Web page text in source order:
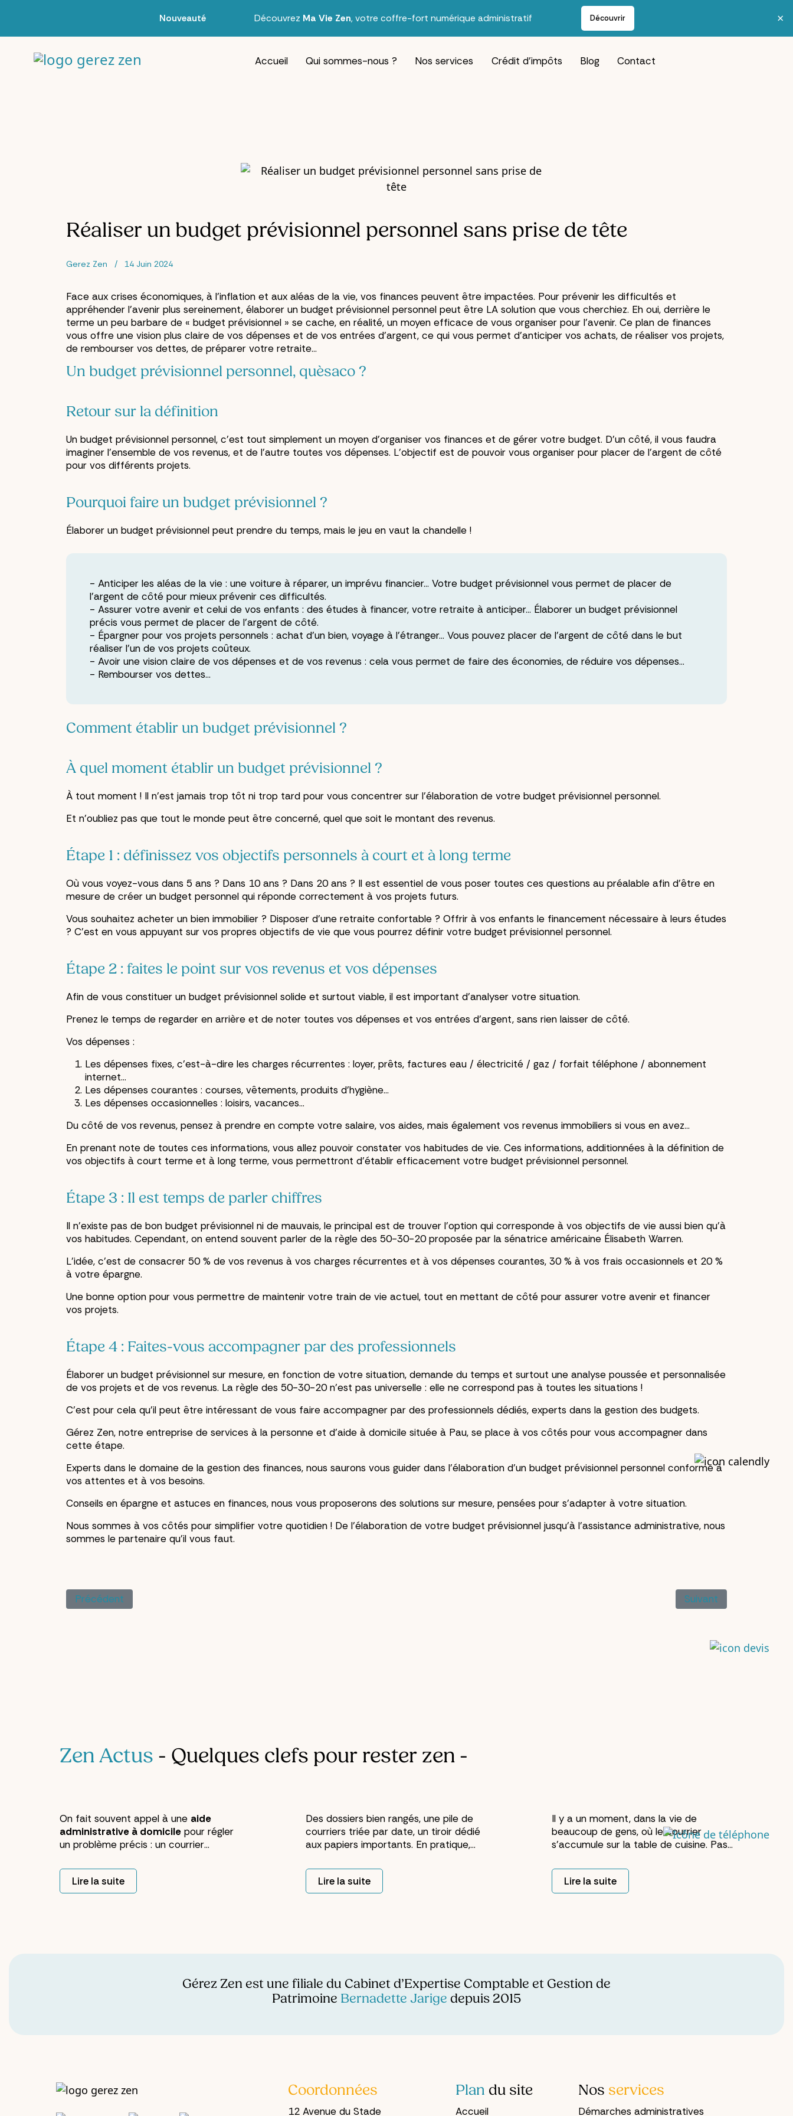
Accueil Qui sommes-nous ? Nos services Crédit d’impôts Blog Contact
Réaliser un budget prévisionnel personnel sans prise de tête
Gerez Zen 14 Juin 2024
Face aux crises économiques, à l’inflation et aux aléas de la vie, vos finances peuvent être impactées. Pour prévenir les difficultés et
appréhender l’avenir plus sereinement, élaborer un budget prévisionnel personnel peut être LA solution que vous cherchiez. Eh oui, derrière le
terme un peu barbare de « budget prévisionnel » se cache, en réalité, un moyen efficace de vous organiser pour l’avenir. Ce plan de finances
vous offre une vision plus claire de vos dépenses et de vos entrées d’argent, ce qui vous permet d’anticiper vos achats, de réaliser vos projets,
de rembourser vos dettes, de préparer votre retraite…
Un budget prévisionnel personnel, quèsaco ?
Retour sur la définition
Un budget prévisionnel personnel, c’est tout simplement un moyen d’organiser vos finances et de gérer votre budget. D’un côté, il vous faudra
imaginer l’ensemble de vos revenus, et de l'autre toutes vos dépenses. L’objectif est de pouvoir vous organiser pour placer de l’argent de côté
pour vos différents projets.
Pourquoi faire un budget prévisionnel ?
Élaborer un budget prévisionnel peut prendre du temps, mais le jeu en vaut la chandelle !
Anticiper les aléas de la vie : une voiture à réparer, un imprévu financier… Votre budget prévisionnel vous permet de placer de
l’argent de côté pour mieux prévenir ces difficultés.
Assurer votre avenir et celui de vos enfants : des études à financer, votre retraite à anticiper… Élaborer un budget prévisionnel
précis vous permet de placer de l’argent de côté.
Épargner pour vos projets personnels : achat d’un bien, voyage à l’étranger… Vous pouvez placer de l’argent de côté dans le but
réaliser l’un de vos projets coûteux.
Avoir une vision claire de vos dépenses et de vos revenus : cela vous permet de faire des économies, de réduire vos dépenses…
Rembourser vos dettes…
Comment établir un budget prévisionnel ?
À quel moment établir un budget prévisionnel ?
À tout moment ! Il n’est jamais trop tôt ni trop tard pour vous concentrer sur l’élaboration de votre budget prévisionnel personnel.
Et n’oubliez pas que tout le monde peut être concerné, quel que soit le montant des revenus.
Étape 1 : définissez vos objectifs personnels à court et à long terme
Où vous voyez-vous dans 5 ans ? Dans 10 ans ? Dans 20 ans ? Il est essentiel de vous poser toutes ces questions au préalable afin d’être en
mesure de créer un budget personnel qui réponde correctement à vos projets futurs.
Vous souhaitez acheter un bien immobilier ? Disposer d’une retraite confortable ? Offrir à vos enfants le financement nécessaire à leurs études
? C’est en vous appuyant sur vos propres objectifs de vie que vous pourrez définir votre budget prévisionnel personnel.
Étape 2 : faites le point sur vos revenus et vos dépenses
Afin de vous constituer un budget prévisionnel solide et surtout viable, il est important d’analyser votre situation.
Prenez le temps de regarder en arrière et de noter toutes vos dépenses et vos entrées d’argent, sans rien laisser de côté.
Vos dépenses :
Les dépenses fixes, c’est-à-dire les charges récurrentes : loyer, prêts, factures eau / électricité / gaz / forfait téléphone / abonnement
internet…
Les dépenses courantes : courses, vêtements, produits d’hygiène…
Les dépenses occasionnelles : loisirs, vacances…
Du côté de vos revenus, pensez à prendre en compte votre salaire, vos aides, mais également vos revenus immobiliers si vous en avez…
En prenant note de toutes ces informations, vous allez pouvoir constater vos habitudes de vie. Ces informations, additionnées à la définition de
vos objectifs à court terme et à long terme, vous permettront d’établir efficacement votre budget prévisionnel personnel.
Étape 3 : Il est temps de parler chiffres
Il n’existe pas de bon budget prévisionnel ni de mauvais, le principal est de trouver l’option qui corresponde à vos objectifs de vie aussi bien qu’à
vos habitudes. Cependant, on entend souvent parler de la règle des 50-30-20 proposée par la sénatrice américaine Élisabeth Warren.
L’idée, c’est de consacrer 50 % de vos revenus à vos charges récurrentes et à vos dépenses courantes, 30 % à vos frais occasionnels et 20 %
à votre épargne.
Une bonne option pour vous permettre de maintenir votre train de vie actuel, tout en mettant de côté pour assurer votre avenir et financer
vos projets.
Étape 4 : Faites-vous accompagner par des professionnels
Élaborer un budget prévisionnel sur mesure, en fonction de votre situation, demande du temps et surtout une analyse poussée et personnalisée
de vos projets et de vos revenus. La règle des 50-30-20 n’est pas universelle : elle ne correspond pas à toutes les situations !
C’est pour cela qu’il peut être intéressant de vous faire accompagner par des professionnels dédiés, experts dans la gestion des budgets.
Gérez Zen, notre entreprise de services à la personne et d’aide à domicile située à Pau, se place à vos côtés pour vous accompagner dans
cette étape.
Experts dans le domaine de la gestion des finances, nous saurons vous guider dans l’élaboration d’un budget prévisionnel personnel conforme à
vos attentes et à vos besoins.
Conseils en épargne et astuces en finances, nous vous proposerons des solutions sur mesure, pensées pour s’adapter à votre situation.
Nous sommes à vos côtés pour simplifier votre quotidien ! De l’élaboration de votre budget prévisionnel jusqu’à l’assistance administrative, nous
sommes le partenaire qu’il vous faut.
Article Précédent : Ranger Ses Documents Administratifs En 5 Étapes Simples
Précédent Article Suivant :
Suivant
Zen Actus - Quelques clefs pour rester zen -
On fait souvent appel à une aide
administrative à domicile pour régler
un problème précis : un courrier
dossier bloqué. Ce premier coup de
main suffit à soulager. Mais quand
cette aide s'installe dans la durée, elle
Lire la suite
Des dossiers bien rangés, une pile de
courriers triée par date, un tiroir dédié
aux papiers importants. En pratique,
organisés parce que leur bureau ou leur
classeur a de l'ordre.
Lire la suite
Il y a un moment, dans la vie de
beaucoup de gens, où le courrier
s'accumule sur la table de cuisine. Pas
d'énergie, ou simplement parce qu'on
ne sait pas trop par où commencer.
Les formulaires, les relances, les délais
Lire la suite
Gérez Zen est une filiale du Cabinet d’Expertise Comptable et Gestion de
Patrimoine Bernadette Jarige depuis 2015
Coordonnées
12 Avenue du Stade
Plan du site
Accueil
Nos services
Démarches administratives
×
Nouveauté Découvrez Ma Vie Zen, votre coffre-fort numérique administratif Découvrir